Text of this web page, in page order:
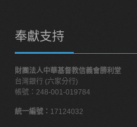
奉獻支持
財團法人中華基督教信義會勝利堂
台灣銀行 (六家分行)
帳號：248-001-019784
統一編號： 17124032